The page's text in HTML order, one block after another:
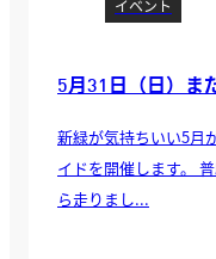
イベント
5月31日（日）ま
新緑が気持ちいい5月
イドを開催します。
ら走りまし...